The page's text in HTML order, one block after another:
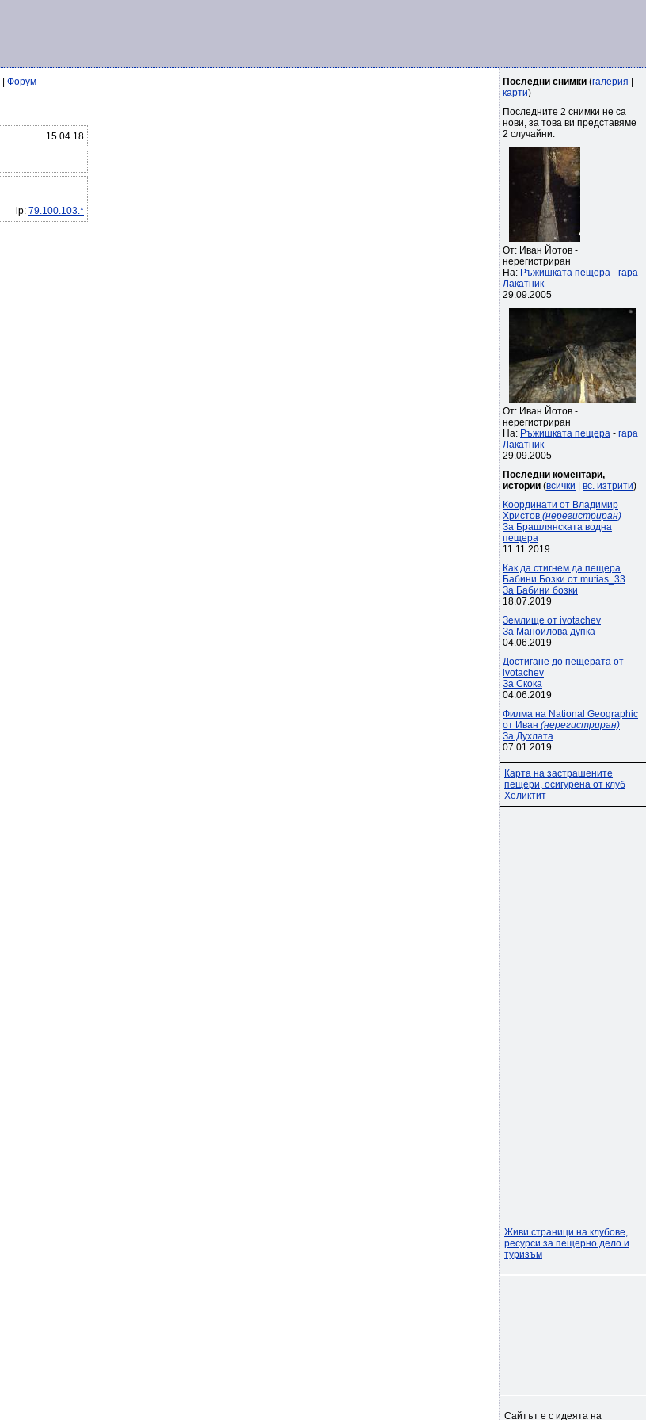
Форум
15.04.18
ip: 79.100.103.*
Последни снимки (галерия
карти)
Последните 2 снимки не са
нови, за това ви представяме
2 случайни:
От: Иван Йотов -
нерегистриран
На: Ръжишката пещера - гара
Лакатник
29.09.2005
От: Иван Йотов -
нерегистриран
На: Ръжишката пещера - гара
Лакатник
29.09.2005
Последни коментари,
истории (всички вс. изтрити)
Координати от Владимир
Христов (нерегистриран)
За Брашлянската водна
пещера
11.11.2019
Как да стигнем да пещера
Бабини Бозки от mutias_33
За Бабини бозки
18.07.2019
Землище от ivotachev
За Маноилова дупка
04.06.2019
Достигане до пещерата от
ivotachev
За Скока
04.06.2019
Филма на National Geographic
от Иван (нерегистриран)
За Духлата
07.01.2019
Карта на застрашените
пещери, осигурена от клуб
Хеликтит
Живи страници на клубове,
ресурси за пещерно дело и
туризъм
Сайтът е с идеята на